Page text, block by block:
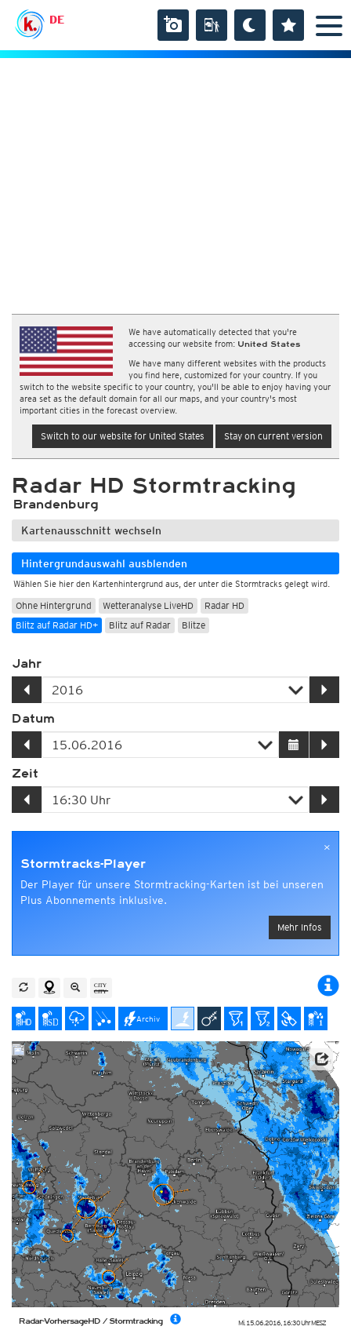
DE
We have automatically detected that you're
accessing our website from: United States
We have many different websites with the products
you find here, customized for your country. If you
switch to the website specific to your country, you'll be able to enjoy having your
area set as the default domain for all our maps, and your country's most
important cities in the forecast overview.
Switch to our website for United States Stay on current version
Radar HD Stormtracking
Brandenburg
Kartenausschnitt wechseln
Hintergrundauswahl ausblenden
Wählen Sie hier den Kartenhintergrund aus, der unter die Stormtracks gelegt wird.
Ohne Hintergrund Wetteranalyse LiveHD
Radar HD
Blitz auf Radar HD+
Blitz auf Radar Blitze
Jahr
Datum
Zeit
×
Stormtracks-Player
Der Player für unsere Stormtracking-Karten ist bei unseren
Plus Abonnements inklusive.
Mehr Infos
Archiv
Mi. 15.06.2016, 16:30 UhrMESZ
Radar-VorhersageHD / Stormtracking
Datenbasis: Deutscher Wetterdienst (DWD), Kachelmann GmbH